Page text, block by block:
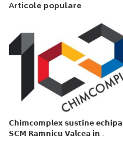
Articole populare
𝗖𝗵𝗶𝗺𝗰𝗼𝗺𝗽𝗹𝗲𝘅 𝘀𝘂𝘀𝘁𝗶𝗻𝗲 𝗲𝗰𝗵𝗶𝗽𝗮
𝗦𝗖𝗠 𝗥𝗮𝗺𝗻𝗶𝗰𝘂 𝗩𝗮𝗹𝗰𝗲𝗮 𝗶𝗻